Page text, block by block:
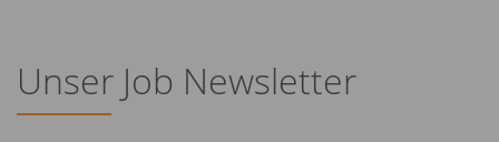
Unser Job Newsletter